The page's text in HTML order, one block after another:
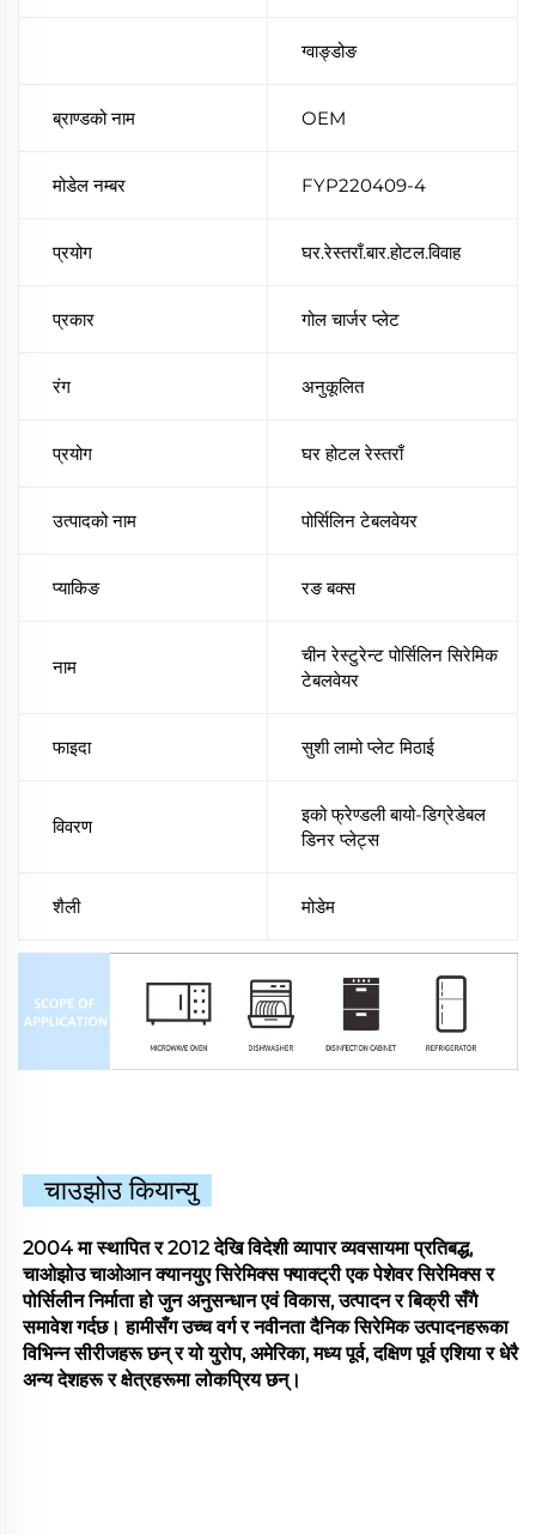
ग्वाङ्डोङ
ब्राण्डको नाम OEM
मोडेल नम्बर FYP220409-4
प्रयोग घर.रेस्तराँ.बार.होटल.विवाह
प्रकार गोल चार्जर प्लेट
रंग अनुकूलित
प्रयोग घर होटल रेस्तराँ
उत्पादको नाम पोर्सिलिन टेबलवेयर
प्याकिङ रङ बक्स
नाम
चीन रेस्टुरेन्ट पोर्सिलिन सिरेमिक
टेबलवेयर
फाइदा सुशी लामो प्लेट मिठाई
विवरण
इको फ्रेण्डली बायो-डिग्रेडेबल
डिनर प्लेट्स
शैली मोडेम
चाउझोउ कियान्यु
2004 मा स्थापित र 2012 देखि विदेशी व्यापार व्यवसायमा प्रतिबद्ध,
चाओझोउ चाओआन क्यानयुए सिरेमिक्स फ्याक्ट्री एक पेशेवर सिरेमिक्स र
पोर्सिलीन निर्माता हो जुन अनुसन्धान एवं विकास, उत्पादन र बिक्री सँगै
समावेश गर्दछ। हामीसँग उच्च वर्ग र नवीनता दैनिक सिरेमिक उत्पादनहरूका
विभिन्न सीरीजहरू छन् र यो युरोप, अमेरिका, मध्य पूर्व, दक्षिण पूर्व एशिया र धेरै
अन्य देशहरू र क्षेत्रहरूमा लोकप्रिय छन्।